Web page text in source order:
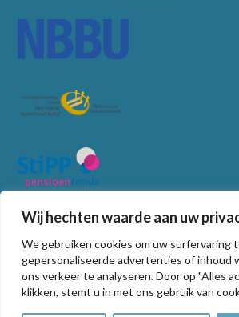
Wij hechten waarde aan uw
We gebruiken cookies om uw surfervaring
gepersonaliseerde advertenties of inhoud
ons verkeer te analyseren. Door op "Alles
klikken, stemt u in met ons gebruik van
© Copyright2026
Algemene